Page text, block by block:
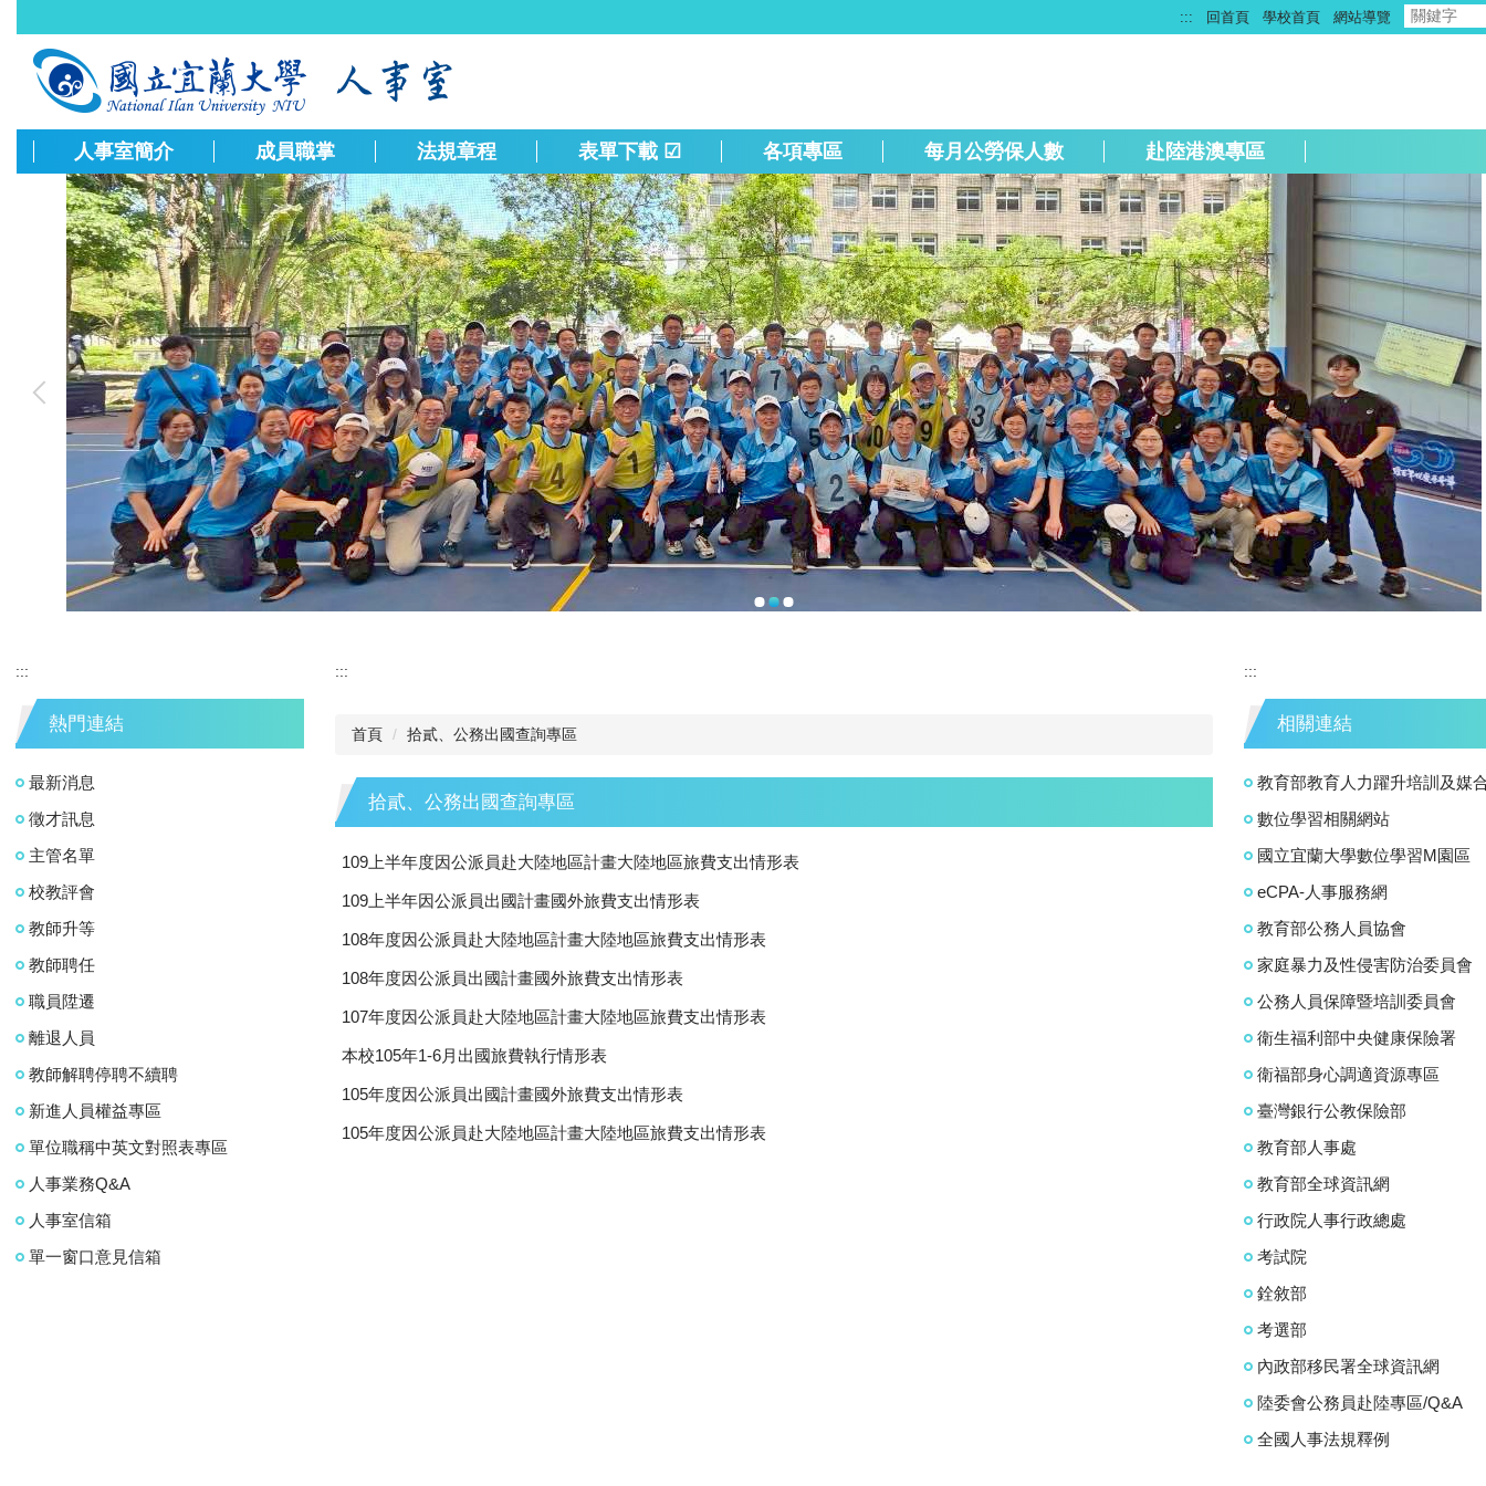
到
容
::: 回首頁 學校首頁 網站導覽
人事室簡介 成員職掌 法規章程 表單下載 ☑ 各項專區 每月公勞保人數 赴陸港澳專區
:::
熱門連結
最新消息
徵才訊息
主管名單
校教評會
教師升等
教師聘任
職員陞遷
離退人員
教師解聘停聘不續聘
新進人員權益專區
單位職稱中英文對照表專區
人事業務Q&A
人事室信箱
單一窗口意見信箱
:::
首頁 拾貳、公務出國查詢專區
拾貳、公務出國查詢專區
109上半年度因公派員赴大陸地區計畫大陸地區旅費支出情形表
109上半年因公派員出國計畫國外旅費支出情形表
108年度因公派員赴大陸地區計畫大陸地區旅費支出情形表
108年度因公派員出國計畫國外旅費支出情形表
107年度因公派員赴大陸地區計畫大陸地區旅費支出情形表
本校105年1-6月出國旅費執行情形表
105年度因公派員出國計畫國外旅費支出情形表
105年度因公派員赴大陸地區計畫大陸地區旅費支出情形表
:::
相關連結
教育部教育人力躍升培訓及媒
數位學習相關網站
國立宜蘭大學數位學習M園區
eCPA-人事服務網
教育部公務人員協會
家庭暴力及性侵害防治委員會
公務人員保障暨培訓委員會
衛生福利部中央健康保險署
衛福部身心調適資源專區
臺灣銀行公教保險部
教育部人事處
教育部全球資訊網
行政院人事行政總處
考試院
銓敘部
考選部
內政部移民署全球資訊網
陸委會公務員赴陸專區/Q&A
全國人事法規釋例